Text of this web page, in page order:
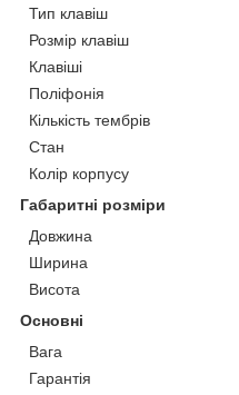
Тип клавіш
Розмір клавіш
Клавіші
Поліфонія
Кількість тембрів
Стан
Колір корпусу
Габаритні розміри
Довжина
Ширина
Висота
Основні
Вага
Гарантія